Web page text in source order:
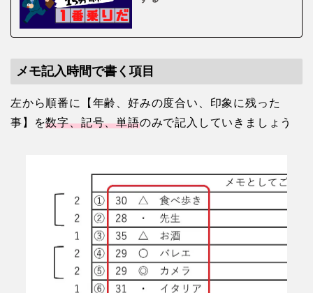
メモ記入時間で書く項目
左から順番に【年齢、好みの度合い、印象に残った
事】を数字、記号、単語のみで記入していきましょう